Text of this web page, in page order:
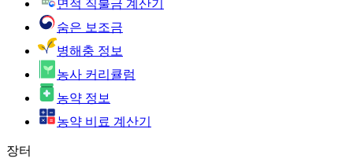
면적 직불금 계산기
숨은 보조금
병해충 정보
농사 커리큘럼
농약 정보
농약 비료 계산기
장터